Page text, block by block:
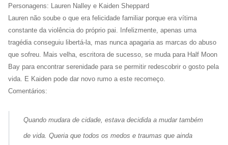
Personagens: Lauren Nalley e Kaiden Sheppard
Lauren não soube o que era felicidade familiar porque era vítima
constante da violência do próprio pai. Infelizmente, apenas uma
tragédia conseguiu libertá-la, mas nunca apagaria as marcas do abuso
que sofreu. Mais velha, escritora de sucesso, se muda para Half Moon
Bay para encontrar serenidade para se permitir redescobrir o gosto pela
vida. E Kaiden pode dar novo rumo a este recomeço.
Comentários:
Quando mudara de cidade, estava decidida a mudar também
de vida. Queria que todos os medos e traumas que ainda